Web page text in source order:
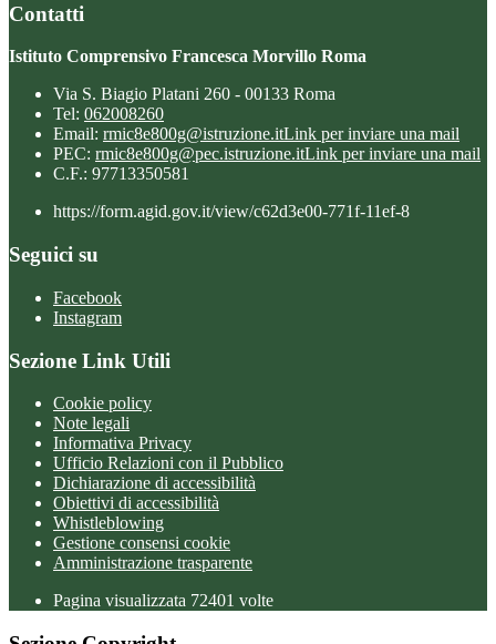
Contatti
Istituto Comprensivo Francesca Morvillo Roma
Via S. Biagio Platani 260 - 00133 Roma
Tel: 062008260
Email: rmic8e800g@istruzione.itLink per inviare una mail
PEC: rmic8e800g@pec.istruzione.itLink per inviare una mail
C.F.: 97713350581
https://form.agid.gov.it/view/c62d3e00-771f-11ef-8
Seguici su
Facebook
Instagram
Sezione Link Utili
Cookie policy
Note legali
Informativa Privacy
Ufficio Relazioni con il Pubblico
Dichiarazione di accessibilità
Obiettivi di accessibilità
Whistleblowing
Gestione consensi cookie
Amministrazione trasparente
Pagina visualizzata 72401 volte